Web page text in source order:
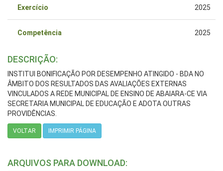
Exercício 2025
Competência 2025
DESCRIÇÃO:
INSTITUI BONIFICAÇÃO POR DESEMPENHO ATINGIDO - BDA NO
ÂMBITO DOS RESULTADOS DAS AVALIAÇÕES EXTERNAS
VINCULADOS A REDE MUNICIPAL DE ENSINO DE ABAIARA-CE VIA
SECRETARIA MUNICIPAL DE EDUCAÇÃO E ADOTA OUTRAS
PROVIDÊNCIAS.
VOLTAR IMPRIMIR PÁGINA
ARQUIVOS PARA DOWNLOAD: